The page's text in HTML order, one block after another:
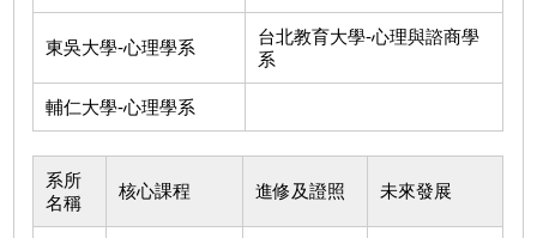
東吳大學-心理學系
台北教育大學-心理與諮商學
系
輔仁大學-心理學系
系所
名稱
核心課程 進修及證照 未來發展